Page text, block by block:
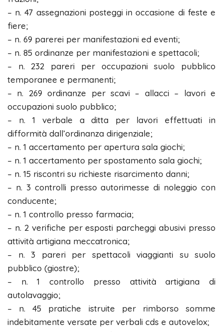
– n. 47 assegnazioni posteggi in occasione di feste e
fiere;
– n. 69 parerei per manifestazioni ed eventi;
– n. 85 ordinanze per manifestazioni e spettacoli;
– n. 232 pareri per occupazioni suolo pubblico
temporanee e permanenti;
– n. 269 ordinanze per scavi – allacci – lavori e
occupazioni suolo pubblico;
– n. 1 verbale a ditta per lavori effettuati in
difformità dall’ordinanza dirigenziale;
– n. 1 accertamento per apertura sala giochi;
– n. 1 accertamento per spostamento sala giochi;
– n. 15 riscontri su richieste risarcimento danni;
– n. 3 controlli presso autorimesse di noleggio con
conducente;
– n. 1 controllo presso farmacia;
– n. 2 verifiche per esposti parcheggi abusivi presso
attività artigiana meccatronica;
– n. 3 pareri per spettacoli viaggianti su suolo
pubblico (giostre);
– n. 1 controllo presso attività artigiana di
autolavaggio;
– n. 45 pratiche istruite per rimborso somme
indebitamente versate per verbali cds e autovelox;